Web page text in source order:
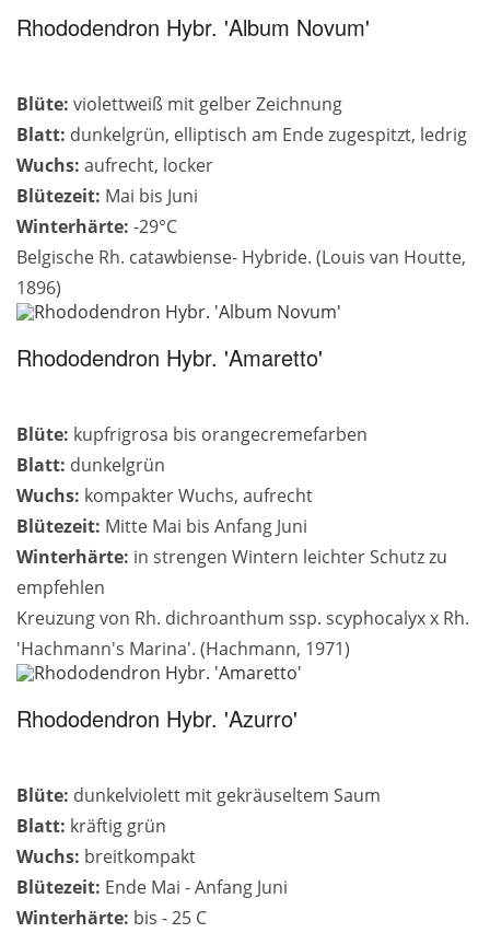
Rhododendron Hybr. 'Album Novum'
Blüte: violettweiß mit gelber Zeichnung
Blatt: dunkelgrün, elliptisch am Ende zugespitzt, ledrig
Wuchs: aufrecht, locker
Blütezeit: Mai bis Juni
Winterhärte: -29°C
Belgische Rh. catawbiense- Hybride. (Louis van Houtte,
1896)
Rhododendron Hybr. 'Amaretto'
Blüte: kupfrigrosa bis orangecremefarben
Blatt: dunkelgrün
Wuchs: kompakter Wuchs, aufrecht
Blütezeit: Mitte Mai bis Anfang Juni
Winterhärte: in strengen Wintern leichter Schutz zu
empfehlen
Kreuzung von Rh. dichroanthum ssp. scyphocalyx x Rh.
'Hachmann's Marina'. (Hachmann, 1971)
Rhododendron Hybr. 'Azurro'
Blüte: dunkelviolett mit gekräuseltem Saum
Blatt: kräftig grün
Wuchs: breitkompakt
Blütezeit: Ende Mai - Anfang Juni
Winterhärte: bis - 25 C